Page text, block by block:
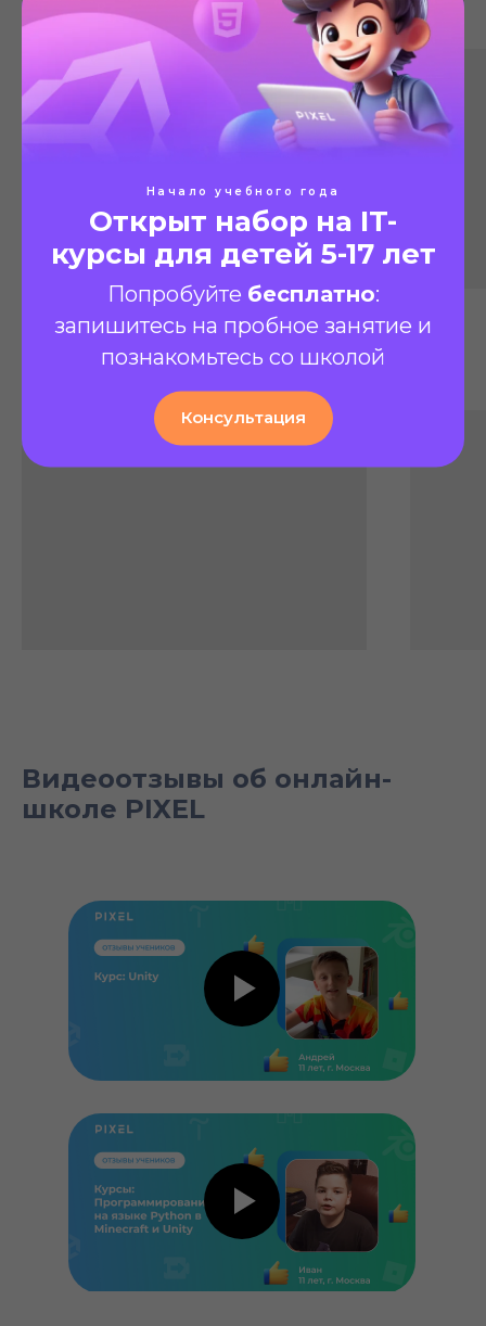
Видеоотзывы об онлайн-
школе PIXEL
Начало учебного года
Открыт набор на IT-
курсы для детей 5-17 лет
Попробуйте бесплатно:
запишитесь на пробное занятие и
познакомьтесь со школой
Консультация